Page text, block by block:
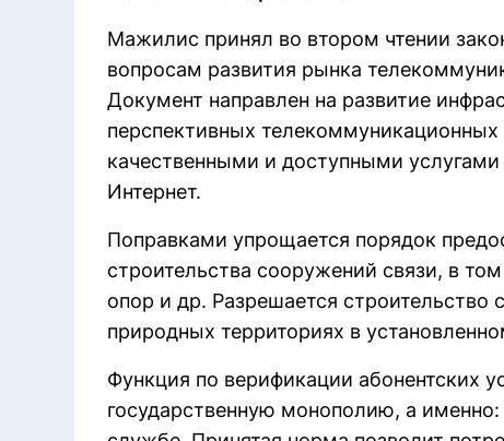
Мажилис принял во втором чтении
вопросам развития рынка
Документ направлен на развитие
перспективных телекоммуникационных
качественными и доступными
Интернет.
Поправками упрощается порядок
строительства сооружений связи, в
опор и др. Разрешается строительство
природных территориях в
Функция по верификации абонентских
государственную монополию, а именно: